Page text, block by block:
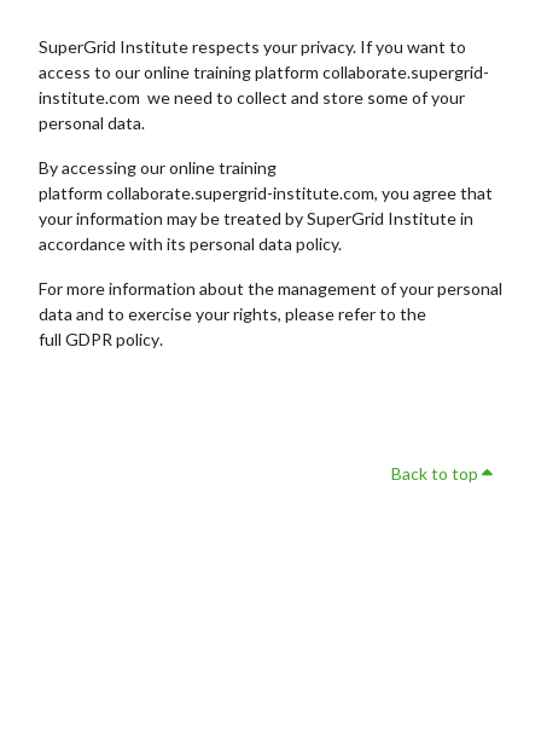
SuperGrid Institute respects your privacy. If you want to
access to our online training platform collaborate.supergrid-
institute.com we need to collect and store some of your
personal data.
By accessing our online training
platform collaborate.supergrid-institute.com, you agree that
your information may be treated by SuperGrid Institute in
accordance with its personal data policy.
For more information about the management of your personal
data and to exercise your rights, please refer to the
full GDPR policy.
Back to top